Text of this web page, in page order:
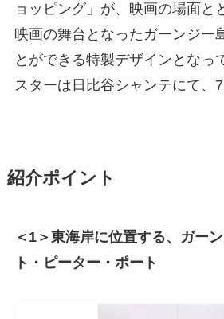
ョッピング」が、映画の場面と
映画の舞台となったガーンジー
とができる特製デザインとなっ
スターは日比谷シャンテにて、
紹介ポイント
＜1＞東海岸に位置する、ガー
ト・ピーター・ポート